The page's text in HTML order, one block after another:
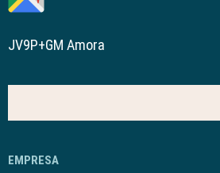
JV9P+GM Amora
EMPRESA